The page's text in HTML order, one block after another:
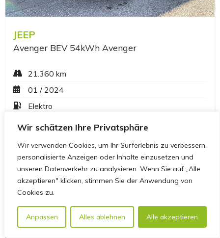
Wir schätzen Ihre Privatsphäre
Wir verwenden Cookies, um Ihr Surferlebnis zu verbessern,
personalisierte Anzeigen oder Inhalte einzusetzen und
unseren Datenverkehr zu analysieren. Wenn Sie auf „Alle
akzeptieren" klicken, stimmen Sie der Anwendung von
Cookies zu.
Anpassen Alles ablehnen Alle akzeptieren